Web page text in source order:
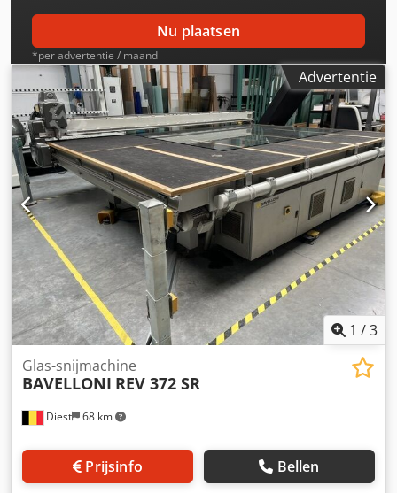
Nu plaatsen
*per advertentie / maand
Advertentie
1 /3
Diest 68 km
Glas-snijmachine
BAVELLONI REV 372 SR
Prijsinfo Bellen